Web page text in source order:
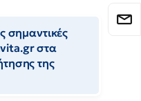
σημαντικές
στα
της